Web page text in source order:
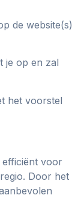
de website(s)
je op en zal
het voorstel
efficiënt voor
Door het